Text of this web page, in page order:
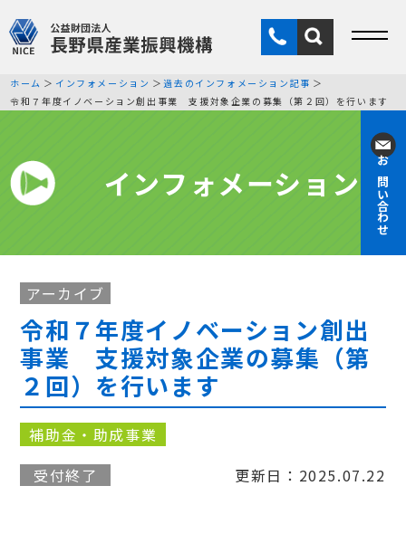
お問い合わせ
ホーム インフォメーション
過去のインフォメーション記事
令和７年度イノベーション創出事業 支援対象企業の募集（第２回）を行います
インフォメーション
アーカイブ
令和７年度イノベーション創出
事業 支援対象企業の募集（第
２回）を行います
補助金・助成事業
受付終了
更新日：2025.07.22